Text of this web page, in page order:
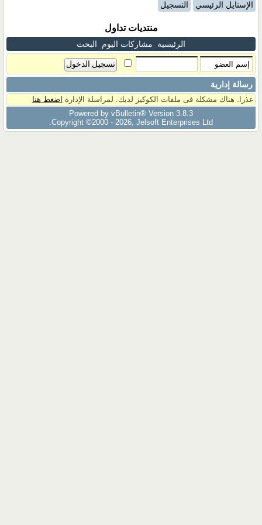
الإستايل الرئيسي التسجيل
منتديات تداول
الرئيسية مشاركات اليوم البحث
رسالة إدارية
عذرا. هناك مشكلة فى ملفات الكوكيز لديك. لمراسلة الإدارة اضغط هنا
Powered by vBulletin® Version 3.8.3
Copyright ©2000 - 2026, Jelsoft Enterprises Ltd.